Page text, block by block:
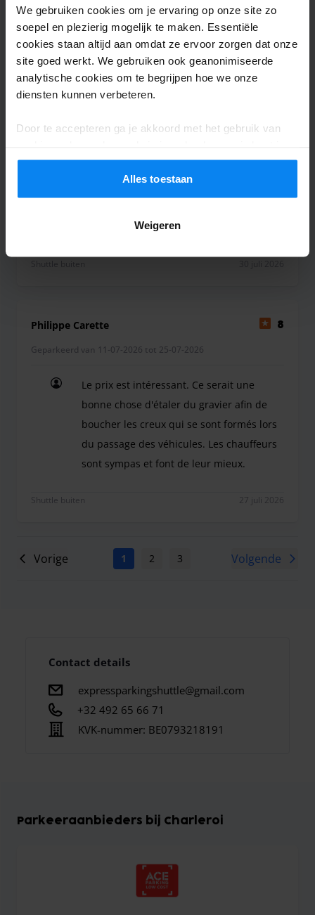
We gebruiken cookies om je ervaring op onze site zo
soepel en plezierig mogelijk te maken. Essentiële
cookies staan altijd aan omdat ze ervoor zorgen dat onze
site goed werkt. We gebruiken ook geanonimiseerde
analytische cookies om te begrijpen hoe we onze
diensten kunnen verbeteren.
Door te accepteren ga je akkoord met het gebruik van
instellingen op elk moment aanpassen. Bekijk voor alle
Privacybeleid.
Alles toestaan
Weigeren
verhard met grind/granulaat.
Vriendelijke mensen. Zeer behulpzaam.
Shuttle buiten 31 juli 2026
Geparkeerd van 27-07-2026 tot 29-07-2026
Philippe Carette 8
Geparkeerd van 11-07-2026 tot 25-07-2026
Le prix est intéressant. Ce serait une
bonne chose d'étaler du gravier afin de
boucher les creux qui se sont formés lors
du passage des véhicules. Les chauffeurs
sont sympas et font de leur mieux.
Shuttle buiten 27 juli 2026
Vorige 1 2 3 5 6 7
Volgende
Contact details
expressparkingshuttle@gmail.com
+32 492 65 66 71
KVK-nummer: BE0793218191
Parkeeraanbieders bij Charleroi